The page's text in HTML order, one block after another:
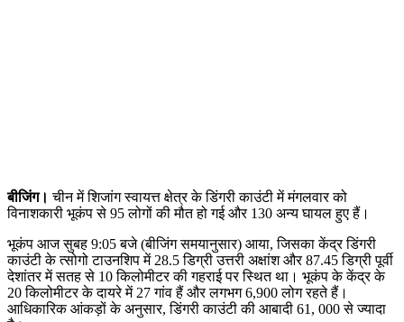
बीजिंग। चीन में शिजांग स्वायत्त क्षेत्र के डिंगरी काउंटी में मंगलवार को
विनाशकारी भूकंप से 95 लोगों की मौत हो गई और 130 अन्य घायल हुए हैं।
भूकंप आज सुबह 9:05 बजे (बीजिंग समयानुसार) आया, जिसका केंद्र डिंगरी
काउंटी के त्सोगो टाउनशिप में 28.5 डिग्री उत्तरी अक्षांश और 87.45 डिग्री पूर्वी
देशांतर में सतह से 10 किलोमीटर की गहराई पर स्थित था। भूकंप के केंद्र के
20 किलोमीटर के दायरे में 27 गांव हैं और लगभग 6,900 लोग रहते हैं।
आधिकारिक आंकड़ों के अनुसार, डिंगरी काउंटी की आबादी 61, 000 से ज्यादा